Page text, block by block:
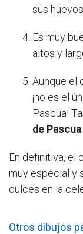
sus
Es muy
altos y
Aunque el
¡no es el
Pascua!
de Pascua
En definitiva, el
muy especial y
dulces en la
Otros dibujos